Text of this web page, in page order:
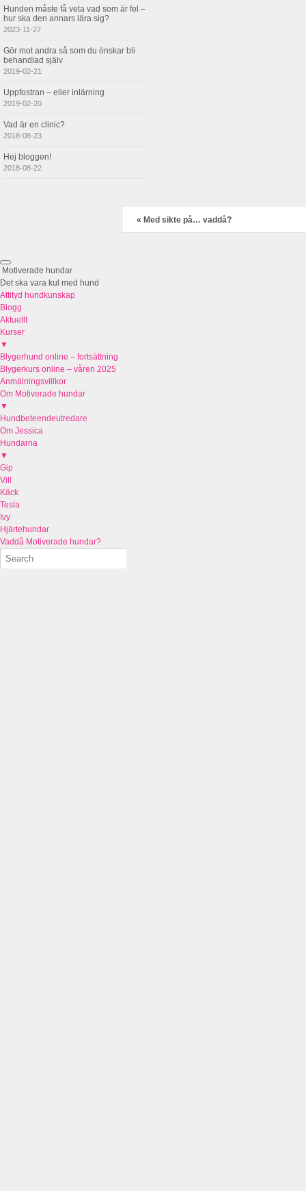
Hunden måste få veta vad som är fel –
hur ska den annars lära sig?
2023-11-27
Gör mot andra så som du önskar bli
behandlad själv
2019-02-21
Uppfostran – eller inlärning
2019-02-20
Vad är en clinic?
2018-08-23
Hej bloggen!
2018-08-22
« Med sikte på… vaddå?
Motiverade hundar
Det ska vara kul med hund
Attityd hundkunskap
Blogg
Aktuellt
Kurser
▼
Blygerhund online – fortsättning
Blygerkurs online – våren 2025
Anmälningsvillkor
Om Motiverade hundar
▼
Hundbeteendeutredare
Om Jessica
Hundarna
▼
Gip
Vill
Käck
Tesla
Ivy
Hjärtehundar
Vaddå Motiverade hundar?